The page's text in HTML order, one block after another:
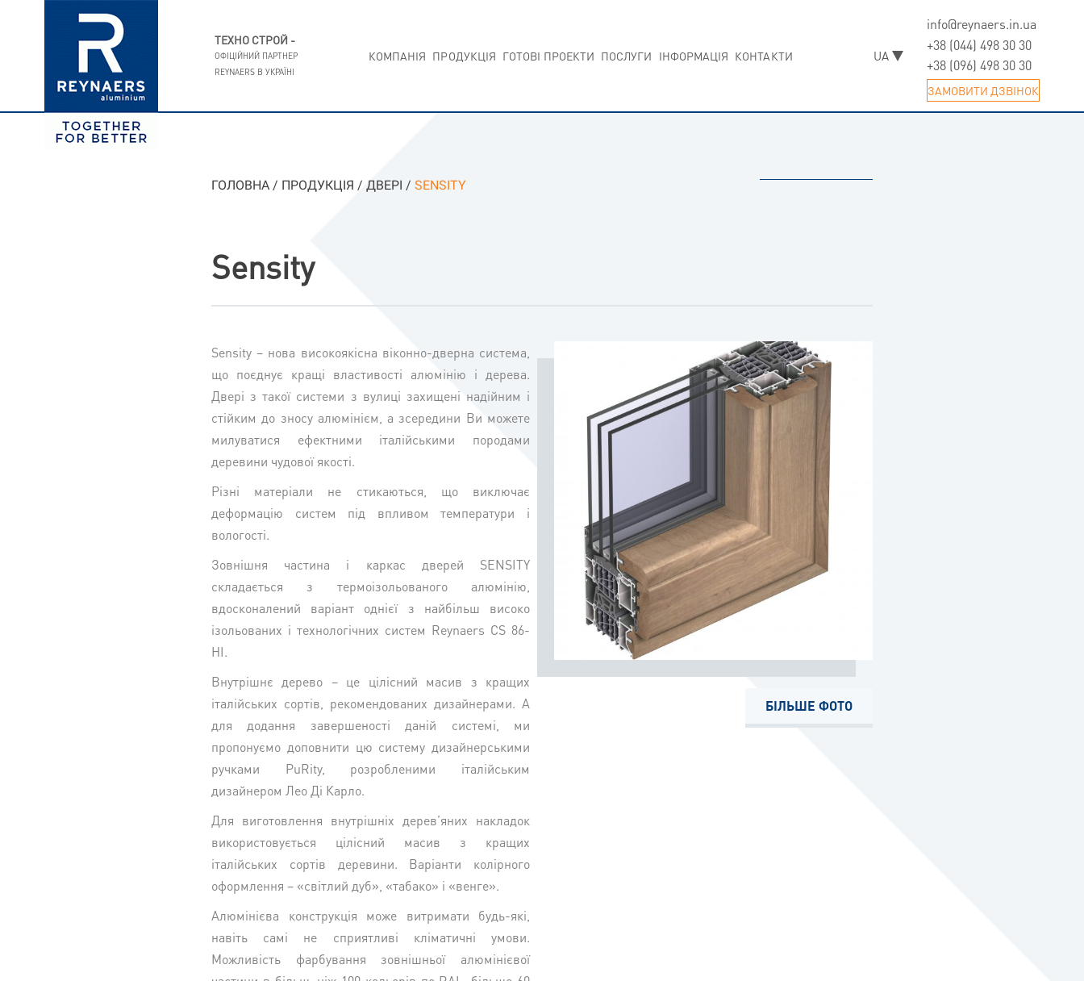
ТЕХНО СТРОЙ -
ОФІЦІЙНИЙ ПАРТНЕР
REYNAERS В УКРАЇНI
КОМПАНIЯ ПРОДУКЦIЯ ГОТОВI ПРОЕКТИ ПОСЛУГИ IНФОРМАЦIЯ КОНТАКТИ
content
info@reynaers.in.ua
+38 (044) 498 30 30
+38 (096) 498 30 30
ЗАМОВИТИ ДЗВIНОК
ГОЛОВНА / ПРОДУКЦIЯ / ДВЕРI / SENSITY
Sensity
Sensity – нова високоякісна віконно-дверна система,
що поєднує кращі властивості алюмінію і дерева.
Двері з такої системи з вулиці захищені надійним і
стійким до зносу алюмінієм, а зсередини Ви можете
милуватися ефектними італійськими породами
деревини чудової якості.
Різні матеріали не стикаються, що виключає
деформацію систем під впливом температури і
вологості.
Зовнішня частина і каркас дверей SENSITY
складається з термоізольованого алюмінію,
вдосконалений варіант однієї з найбільш високо
ізольованих і технологічних систем Reynaers CS 86-
HI.
Внутрішнє дерево – це цілісний масив з кращих
італійських сортів, рекомендованих дизайнерами. А
для додання завершеності даній системі, ми
пропонуємо доповнити цю систему дизайнерськими
ручками PuRity, розробленими італійським
дизайнером Лео Ді Карло.
Для виготовлення внутрішніх дерев’яних накладок
використовується цілісний масив з кращих
італійських сортів деревини. Варіанти колірного
оформлення – «світлий дуб», «табако» і «венге».
Алюмінієва конструкція може витримати будь-які,
навіть самі не сприятливі кліматичні умови.
Можливість фарбування зовнішньої алюмінієвої
БIЛЬШЕ ФОТО